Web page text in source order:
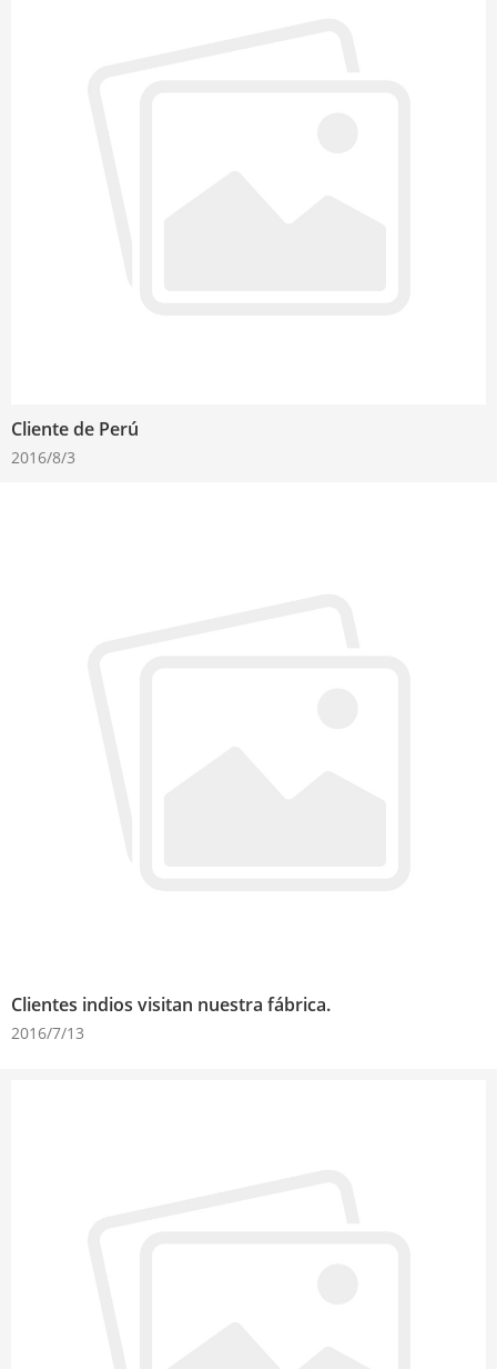
Cliente de Perú
2016/8/3
Clientes indios visitan nuestra fábrica.
2016/7/13